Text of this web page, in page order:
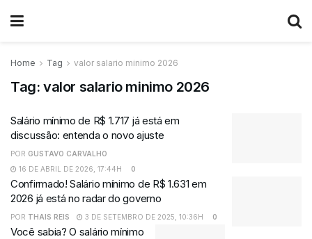
Home Tag valor salario minimo 2026
Tag: valor salario minimo 2026
Salário mínimo de R$ 1.717 já está em
discussão: entenda o novo ajuste
POR GUSTAVO CARVALHO
16 DE ABRIL DE 2026, 17:44H
0
Confirmado! Salário mínimo de R$ 1.631 em
2026 já está no radar do governo
POR THAIS REIS 3 DE SETEMBRO DE 2025, 10:36H 0
Você sabia? O salário mínimo